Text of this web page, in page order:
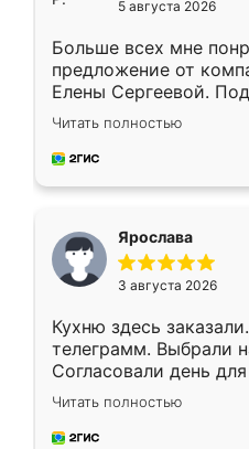
5 августа 2026
Больше всех мне
предложение от
Елены Сергеевой.
короткие сроки
для замера
предложил по моему
Читать полностью
Ярослава
3 августа 2026
Кухню здесь
телеграмм. Выбрали
Согласовали день
недели кухня была
довольны работой.
мебель за
Читать полностью